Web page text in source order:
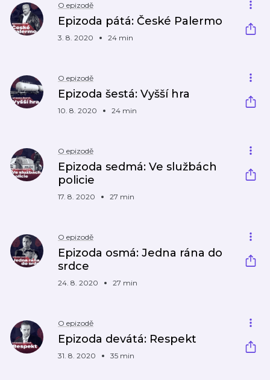
O epizodě
Epizoda pátá: České Palermo
3. 8. 2020 24 min
O epizodě
Epizoda šestá: Vyšší hra
10. 8. 2020 24 min
O epizodě
Epizoda sedmá: Ve službách
policie
17. 8. 2020 27 min
O epizodě
Epizoda osmá: Jedna rána do
srdce
24. 8. 2020 27 min
O epizodě
Epizoda devátá: Respekt
31. 8. 2020 35 min